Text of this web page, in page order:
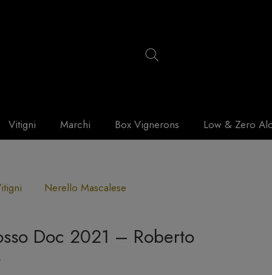
Vitigni Marchi Box Vignerons Low & Zero
Nerello Mascalese
Doc 2021 – Roberto